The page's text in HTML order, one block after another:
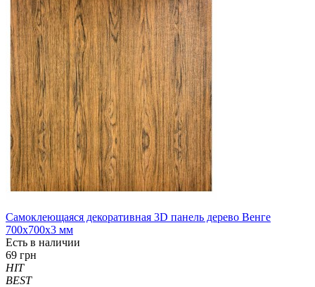
Самоклеющаяся декоративная 3D панель дерево Венге
700x700x3 мм
Есть в наличии
69 грн
HIT
BEST